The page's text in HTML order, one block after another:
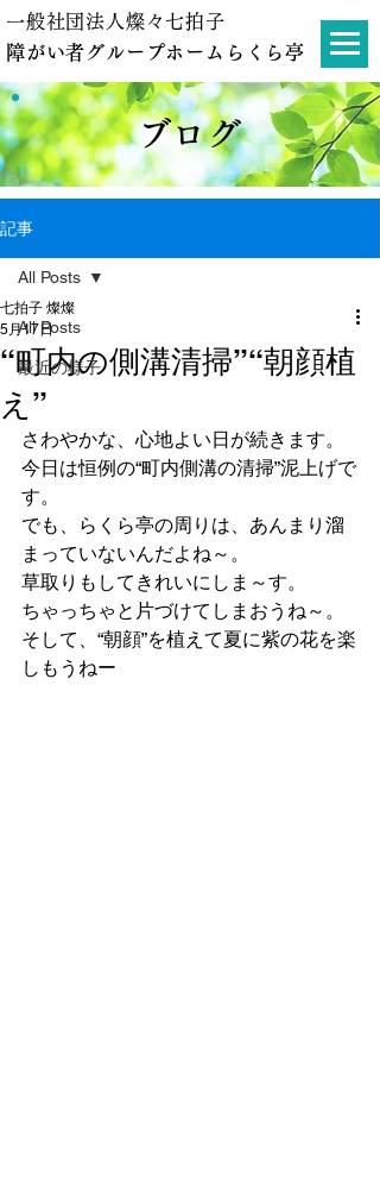
一般社団法人燦々七拍子
障がい者グループホームらくら亭
ブログ
記事
All Posts
最近の様子
All Posts
“町内の側溝清掃”“朝顔植
え”
七拍子 燦燦
5月17日
さわやかな、心地よい日が続きます。
今日は恒例の“町内側溝の清掃”泥上げで
す。
でも、らくら亭の周りは、あんまり溜
まっていないんだよね～。
草取りもしてきれいにしま～す。
ちゃっちゃと片づけてしまおうね～。
そして、“朝顔”を植えて夏に紫の花を楽
しもうねー